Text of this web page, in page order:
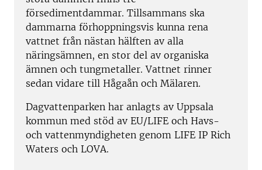
försedimentdammar. Tillsammans ska
dammarna förhoppningsvis kunna rena
vattnet från nästan hälften av alla
näringsämnen, en stor del av organiska
ämnen och tungmetaller. Vattnet rinner
sedan vidare till Hågaån och Mälaren.
Dagvattenparken har anlagts av Uppsala
kommun med stöd av EU/LIFE och Havs-
och vattenmyndigheten genom LIFE IP Rich
Waters och LOVA.